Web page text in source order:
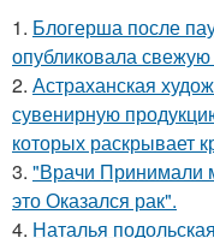
1. Блогерша после
опубликовала
2. Астраханская
сувенирную
которых раскрывает
3. "Врачи Принимали
это Оказался рак".
4. Наталья